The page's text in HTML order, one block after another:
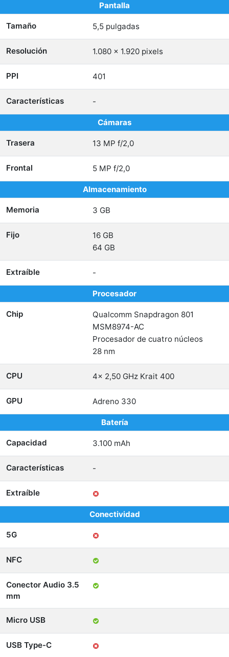
Pantalla
Tamaño 5,5 pulgadas
Resolución 1.080 x 1.920 pixels
PPI 401
Características -
Cámaras
Trasera 13 MP f/2,0
Frontal 5 MP f/2,0
Almacenamiento
Memoria 3 GB
Fijo
16 GB
64 GB
Extraíble -
Procesador
Chip
Qualcomm Snapdragon 801
MSM8974-AC
Procesador de cuatro núcleos
28 nm
CPU 4x 2,50 GHz Krait 400
GPU Adreno 330
Batería
Capacidad 3.100 mAh
Características -
Extraíble
Conectividad
5G
NFC
Conector Audio 3.5
mm
Micro USB
USB Type-C